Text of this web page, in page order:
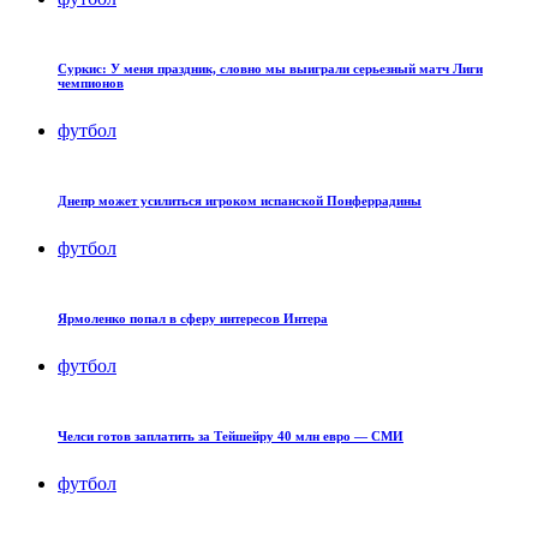
Суркис: У меня праздник, словно мы выиграли серьезный матч Лиги
чемпионов
футбол
Днепр может усилиться игроком испанской Понферрадины
футбол
Ярмоленко попал в сферу интересов Интера
футбол
Челси готов заплатить за Тейшейру 40 млн евро — СМИ
футбол